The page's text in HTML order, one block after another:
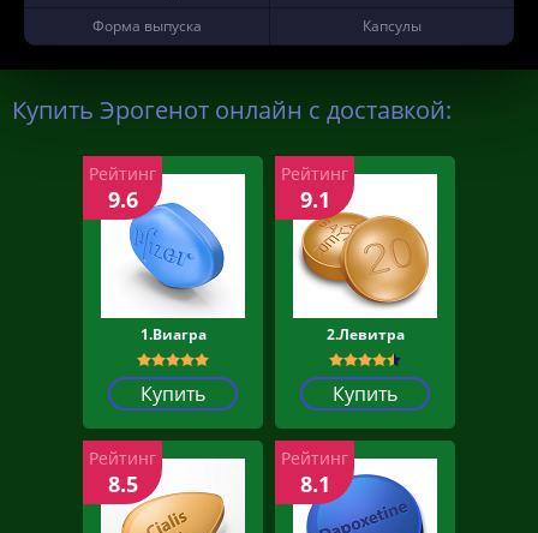
Форма выпуска
Капсулы
Купить Эрогенот онлайн с доставкой:
1.Виагра
Купить
Рейтинг
9.6
2.Левитра
Купить
Рейтинг
9.1
Рейтинг
8.5
Рейтинг
8.1